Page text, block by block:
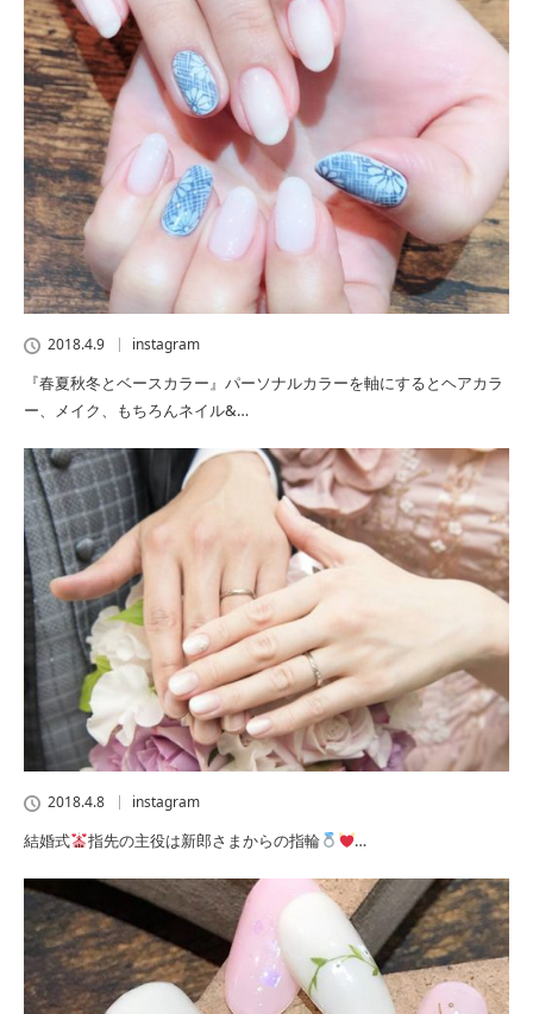
2018.4.9 instagram
『春夏秋冬とベースカラー』パーソナルカラーを軸にするとヘアカラ
ー、メイク、もちろんネイル&…
2018.4.8 instagram
結婚式 指先の主役は新郎さまからの指輪 …